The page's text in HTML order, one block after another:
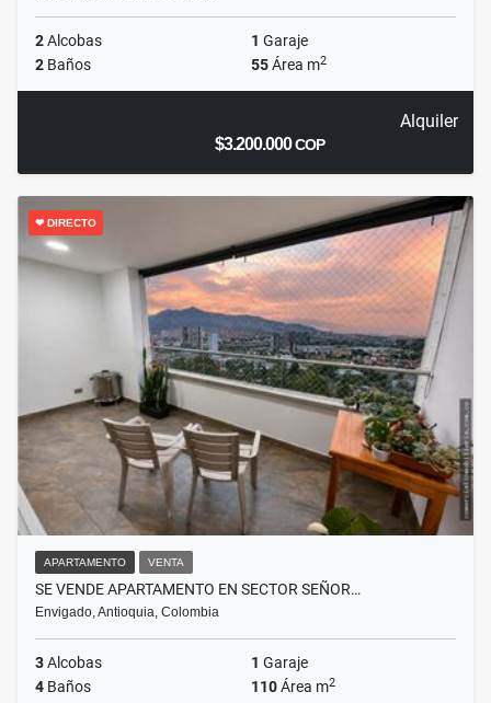
2Alcobas 1 Garaje
2 Baños 55Área m2
Alquiler
$3.200.000COP
❤ DIRECTO
APARTAMENTO VENTA
SE VENDE APARTAMENTO EN SECTOR SEÑOR…
Envigado, Antioquia, Colombia
3Alcobas 1 Garaje
4 Baños 110Área m2